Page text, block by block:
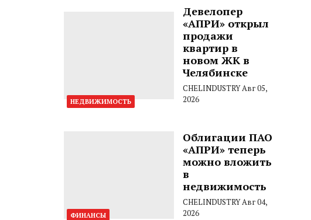
НЕДВИЖИМОСТЬ
Девелопер
«АПРИ» открыл
продажи
квартир в
новом ЖК в
Челябинске
CHELINDUSTRYАвг 05,
2026
ФИНАНСЫ
Облигации ПАО
«АПРИ» теперь
можно вложить
в
недвижимость
CHELINDUSTRYАвг 04,
2026